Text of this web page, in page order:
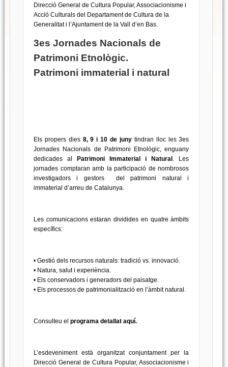
Direcció General de Cultura Popular, Associacionisme i
Acció Culturals del Departament de Cultura de la
Generalitat i l’Ajuntament de la Vall d’en Bas.
3es Jornades Nacionals de
Patrimoni Etnològic.
Patrimoni immaterial i natural
Els propers dies 8, 9 i 10 de junytindran lloc les 3es
Jornades Nacionals de Patrimoni Etnològic, enguany
dedicades al
Patrimoni Immaterial i Natural . Les
jornades comptaran amb la participació de nombrosos
investigadors i gestors del patrimoni natural i
immaterial d’arreu de Catalunya.
Les comunicacions estaran dividides en quatre àmbits
específics:
• Gestió dels recursos naturals: tradició vs. innovació.
• Natura, salut i experiència.
• Els conservadors i generadors del paisatge.
• Els processos de patrimonialització en l’àmbit natural.
Consulteu el programa detallat aquí.
L’esdeveniment està organitzat conjuntament per la
Direcció General de Cultura Popular, Associacionisme i